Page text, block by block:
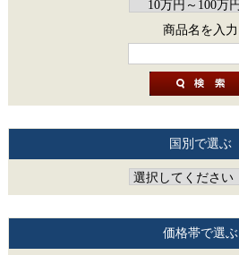
商品名を入力
国別で選ぶ
価格帯で選ぶ